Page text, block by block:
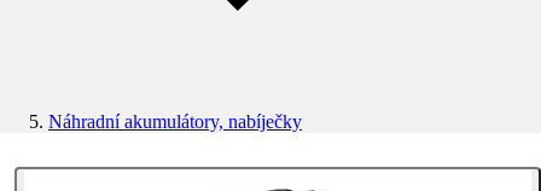
Náhradní akumulátory, nabíječky